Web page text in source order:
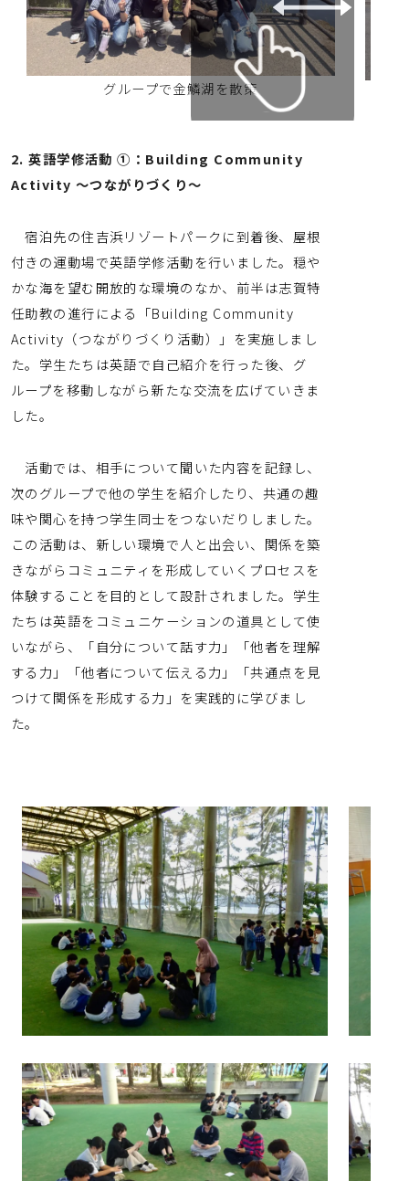
グループで金鱗湖を散策
2.英語学修活動 ①： Building Community
Activity 〜つながりづくり〜
宿泊先の住吉浜リゾートパークに到着後、屋根
付きの運動場で英語学修活動を行いました。穏や
かな海を望む開放的な環境のなか、前半は志賀特
任助教の進行による「Building Community
Activity（つながりづくり活動）」を実施しまし
た。学生たちは英語で自己紹介を行った後、グ
ループを移動しながら新たな交流を広げていきま
した。
活動では、相手について聞いた内容を記録し、
次のグループで他の学生を紹介したり、共通の趣
味や関心を持つ学生同士をつないだりしました。
この活動は、新しい環境で人と出会い、関係を築
きながらコミュニティを形成していくプロセスを
体験することを目的として設計されました。学生
たちは英語をコミュニケーションの道具として使
いながら、「自分について話す力」「他者を理解
する力」「他者について伝える力」「共通点を見
つけて関係を形成する力」を実践的に学びまし
た。